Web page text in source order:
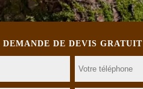
DEMANDE DE DEVIS GRATUIT